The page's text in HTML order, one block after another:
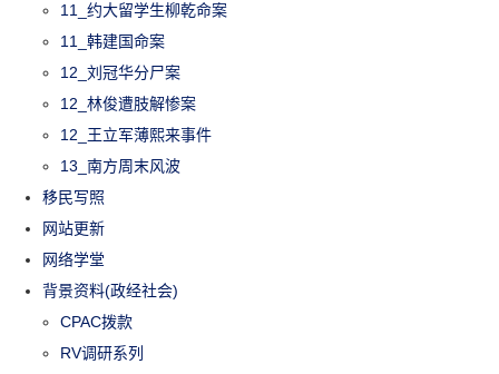
11_约大留学生柳乾命案
11_韩建国命案
12_刘冠华分尸案
12_林俊遭肢解惨案
12_王立军薄熙来事件
13_南方周末风波
移民写照
网站更新
网络学堂
背景资料(政经社会)
CPAC拨款
RV调研系列